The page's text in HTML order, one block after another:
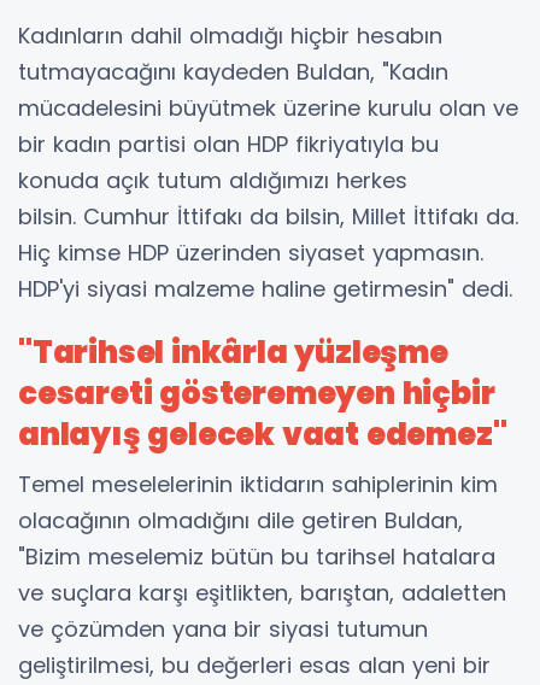
Kadınların dahil olmadığı hiçbir hesabın
tutmayacağını kaydeden Buldan, "Kadın
mücadelesini büyütmek üzerine kurulu olan ve
bir kadın partisi olan HDP fikriyatıyla bu
konuda açık tutum aldığımızı herkes
bilsin. Cumhur İttifakı da bilsin, Millet İttifakı da.
Hiç kimse HDP üzerinden siyaset yapmasın.
HDP'yi siyasi malzeme haline getirmesin" dedi.
"Tarihsel inkârla yüzleşme
cesareti gösteremeyen hiçbir
anlayış gelecek vaat edemez"
Temel meselelerinin iktidarın sahiplerinin kim
olacağının olmadığını dile getiren Buldan,
"Bizim meselemiz bütün bu tarihsel hatalara
ve suçlara karşı eşitlikten, barıştan, adaletten
ve çözümden yana bir siyasi tutumun
geliştirilmesi, bu değerleri esas alan yeni bir